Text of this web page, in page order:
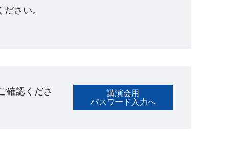
さい。​
確認くださ
講演会用
パスワード入力へ